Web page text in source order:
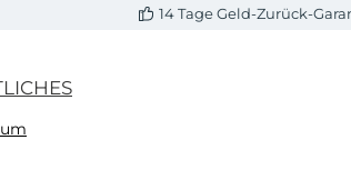
14 Tage Geld-Zurück-